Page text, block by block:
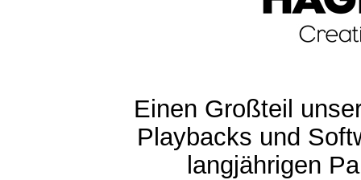
Einen Großteil
Playbacks und
langjährigen